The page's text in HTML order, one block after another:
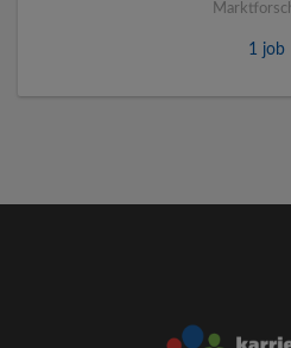
1 job